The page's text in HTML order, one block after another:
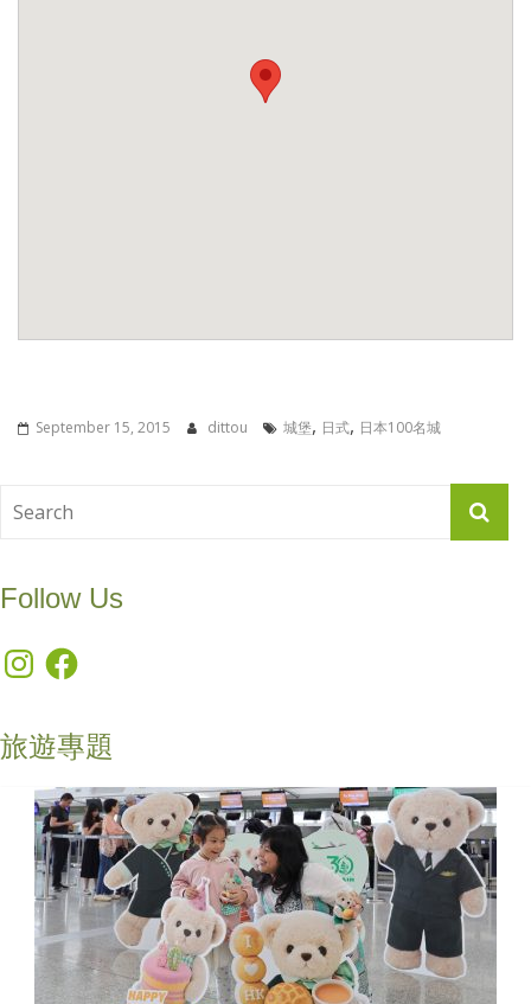
September 15, 2015 dittou 城堡, 日式, 日本100名城
Follow Us
InstagramFacebook
旅遊專題